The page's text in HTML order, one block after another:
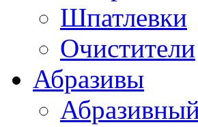
Шпатлевки
Очистители
Абразивы